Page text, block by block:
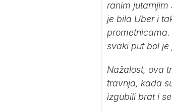
ranim jutarnjim
je bila Uber i
svaki put bol je
Nažalost, ova
travnja, kada
izgubili brat i